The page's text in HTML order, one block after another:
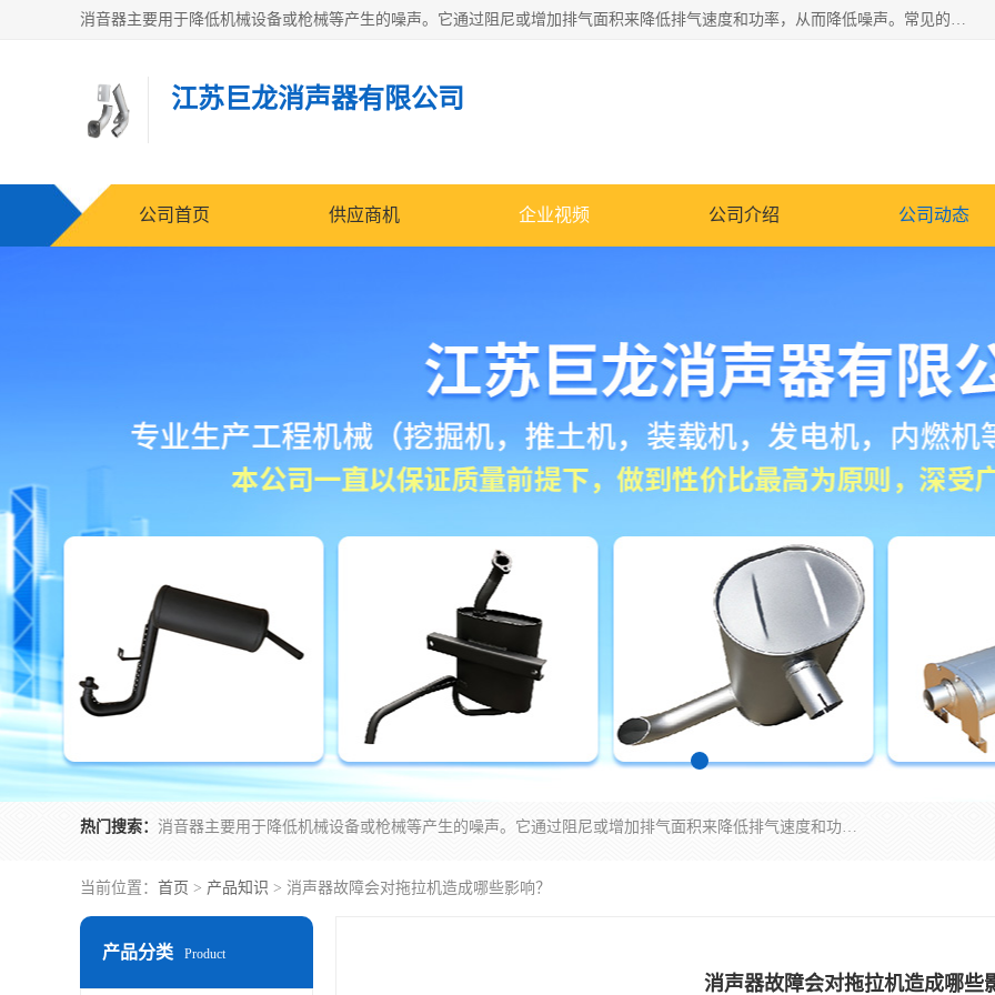
消音器主要用于降低机械设备或枪械等产生的噪声。它通过阻尼或增加排气面积来降低排气速度和功率，从而降低噪声。常见的消音器类型包括阻性消声器、抗性消声器、共振消声器以及阻抗复合式消声器等。这些消音器各有特点，适用于不同频率的噪声消除。
江苏巨龙消声器有限公司
公司首页 供应商机 企业视频 公司介绍 公司动态
热门搜索： 消音器主要用于降低机械设备或枪械等产生的噪声。它通过阻尼或增加排气面积来降低排气速度和功率，从而降低噪声。常见的消音器类型包括阻性消声器、抗性消声器、共振消声器以及阻抗复合式消声器等。这些消音器各有特点，适用于不同频率的噪声消除。
当前位置： 首页 > 产品知识 > 消声器故障会对拖拉机造成哪些影响？
产品分类 Product
消声器故障会对拖拉机造成哪些